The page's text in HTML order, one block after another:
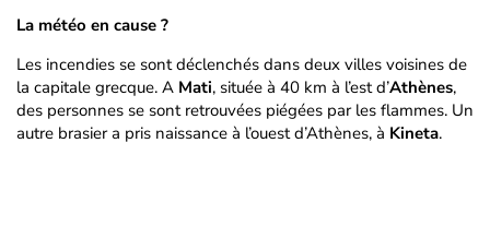
La météo en cause ?
Les incendies se sont déclenchés dans deux villes voisines de
la capitale grecque. A Mati, située à 40 km à l’est d’Athènes,
des personnes se sont retrouvées piégées par les flammes. Un
autre brasier a pris naissance à l’ouest d’Athènes, à Kineta.